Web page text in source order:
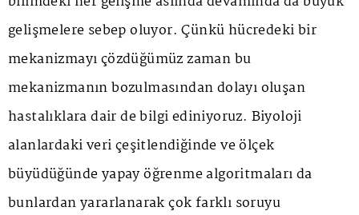
gelişmelere sebep oluyor. Çünkü hücredeki bir
mekanizmayı çözdüğümüz zaman bu
mekanizmanın bozulmasından dolayı oluşan
hastalıklara dair de bilgi ediniyoruz. Biyoloji
alanlardaki veri çeşitlendiğinde ve ölçek
büyüdüğünde yapay öğrenme algoritmaları da
bunlardan yararlanarak çok farklı soruyu